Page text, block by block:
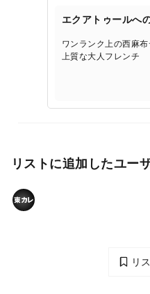
エクアトゥールへ
ワンランク上の西麻
上質な大人フレンチ
リストに追加したユー
リ